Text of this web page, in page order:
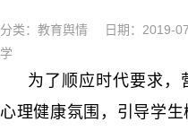
分类： 教育舆情 日期：2019-
学
为了顺应时代要求，
心理健康氛围，引导学